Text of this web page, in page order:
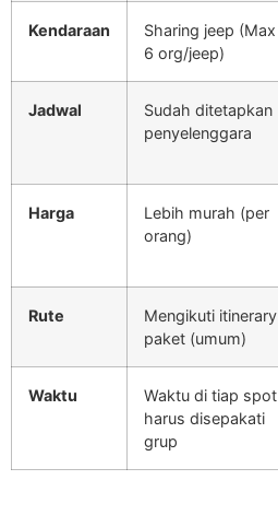
Kendaraan
Sharing jeep (Max
6 org/jeep)
Jadwal
Sudah ditetapkan
penyelenggara
Harga
Lebih murah (per
orang)
Rute
Mengikuti itinerary
paket (umum)
Waktu
Waktu di tiap spot
harus disepakati
grup